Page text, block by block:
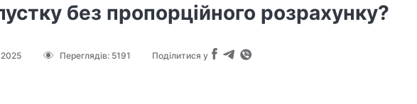
без пропорційного розрахунку?
2025 Переглядів: 5191 Поділитися у